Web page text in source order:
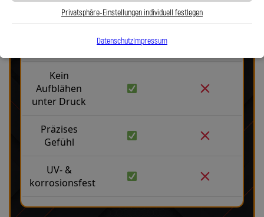
Fakten Stahlflex Gummi
Kein
Aufblähen
unter Druck
Präzises
Gefühl
UV- &
korrosionsfest
Privatsphäre-Einstellungen individuell festlegen
DatenschutzImpressum